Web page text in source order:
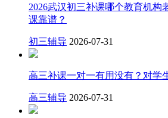
2026武汉初三补课哪个教育机构
课靠谱？
初三辅导 2026-07-31
高三补课一对一有用没有？对学
高三辅导 2026-07-31